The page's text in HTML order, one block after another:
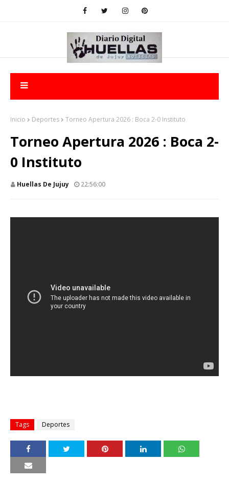
Inicio Deportes Torneo Apertura 2026 : Boca 2-0 Instituto
Torneo Apertura 2026 : Boca 2-
0 Instituto
Huellas De Jujuy 22:56:00
Tags Deportes